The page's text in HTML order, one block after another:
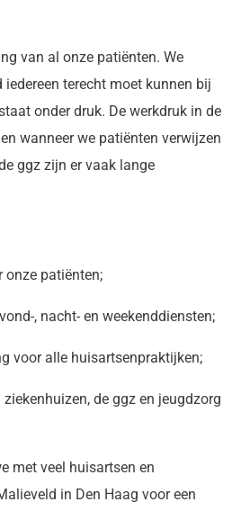
van al onze patiënten. We
terecht moet kunnen bij
onder druk. De werkdruk in de
wanneer we patiënten verwijzen
ggz zijn er vaak lange
onze patiënten;
, nacht- en weekenddiensten;
voor alle huisartsenpraktijken;
de ggz en jeugdzorg
met veel huisartsen en
in Den Haag voor een